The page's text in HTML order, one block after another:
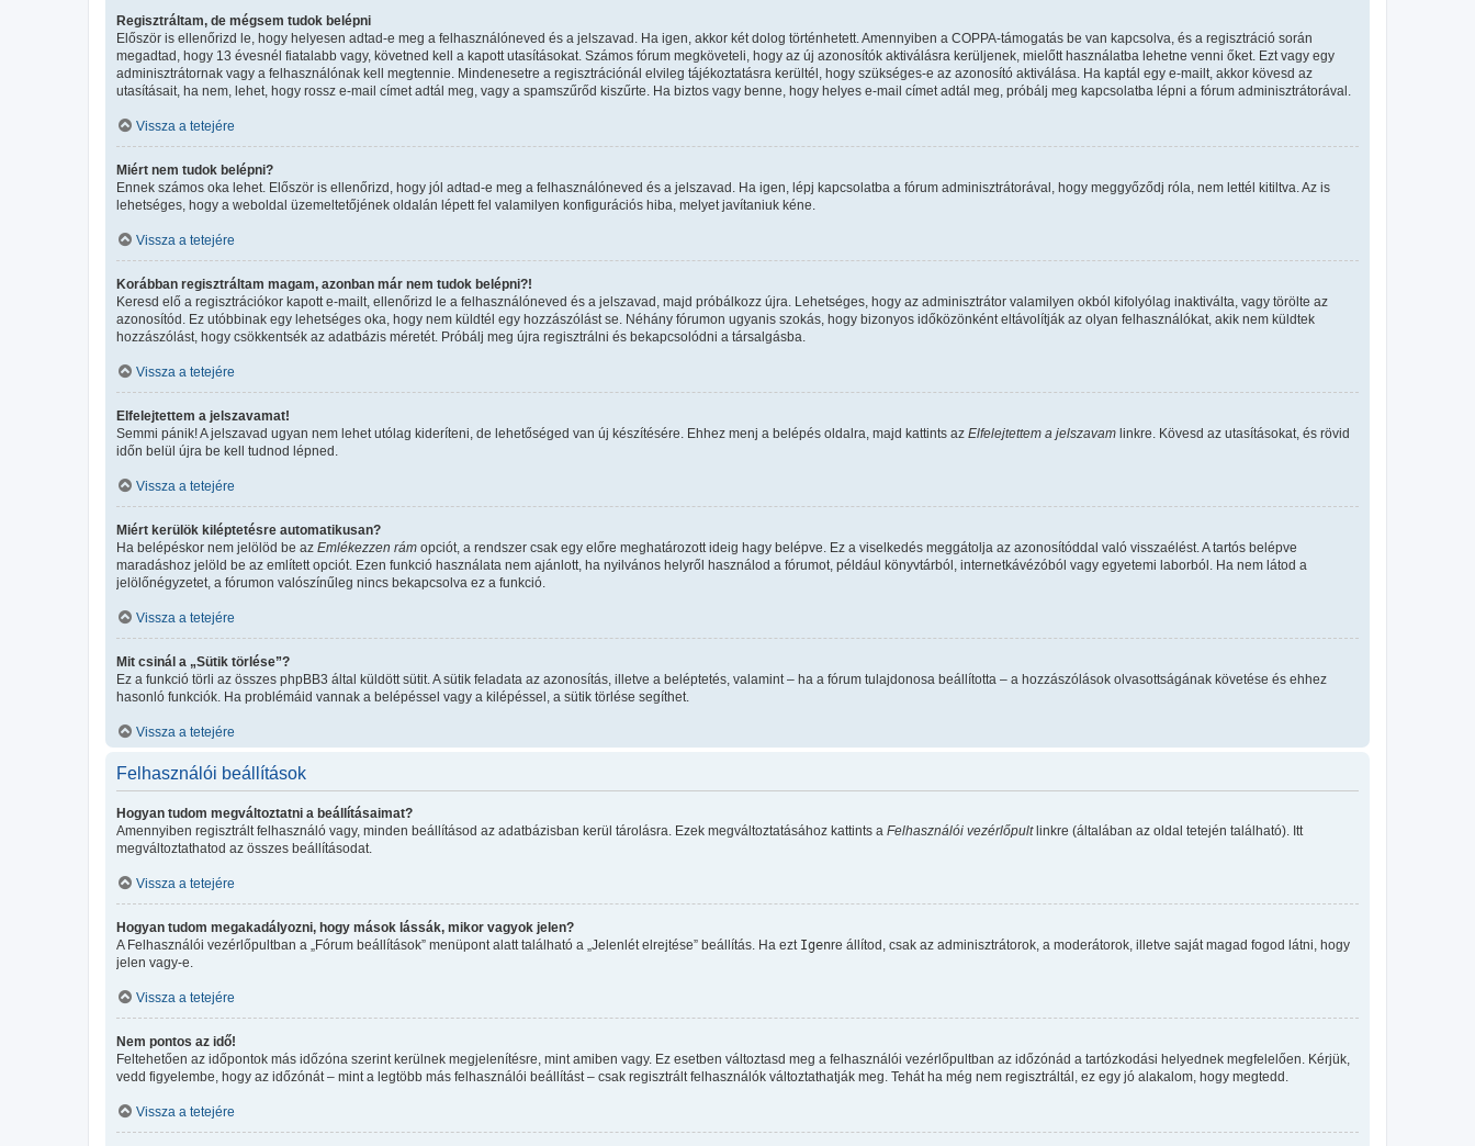
Regisztráltam, de mégsem tudok belépni
Először is ellenőrizd le, hogy helyesen adtad-e meg a felhasználóneved és a jelszavad. Ha igen, akkor két dolog történhetett. Amennyiben a COPPA-támogatás be van kapcsolva, és a regisztráció során
megadtad, hogy 13 évesnél fiatalabb vagy, követned kell a kapott utasításokat. Számos fórum megköveteli, hogy az új azonosítók aktiválásra kerüljenek, mielőtt használatba lehetne venni őket. Ezt vagy egy
adminisztrátornak vagy a felhasználónak kell megtennie. Mindenesetre a regisztrációnál elvileg tájékoztatásra kerültél, hogy szükséges-e az azonosító aktiválása. Ha kaptál egy e-mailt, akkor kövesd az
utasításait, ha nem, lehet, hogy rossz e-mail címet adtál meg, vagy a spamszűrőd kiszűrte. Ha biztos vagy benne, hogy helyes e-mail címet adtál meg, próbálj meg kapcsolatba lépni a fórum adminisztrátorával.
Vissza a tetejére
Miért nem tudok belépni?
Ennek számos oka lehet. Először is ellenőrizd, hogy jól adtad-e meg a felhasználóneved és a jelszavad. Ha igen, lépj kapcsolatba a fórum adminisztrátorával, hogy meggyőződj róla, nem lettél kitiltva. Az is
lehetséges, hogy a weboldal üzemeltetőjének oldalán lépett fel valamilyen konfigurációs hiba, melyet javítaniuk kéne.
Vissza a tetejére
Korábban regisztráltam magam, azonban már nem tudok belépni?!
Keresd elő a regisztrációkor kapott e-mailt, ellenőrizd le a felhasználóneved és a jelszavad, majd próbálkozz újra. Lehetséges, hogy az adminisztrátor valamilyen okból kifolyólag inaktiválta, vagy törölte az
azonosítód. Ez utóbbinak egy lehetséges oka, hogy nem küldtél egy hozzászólást se. Néhány fórumon ugyanis szokás, hogy bizonyos időközönként eltávolítják az olyan felhasználókat, akik nem küldtek
hozzászólást, hogy csökkentsék az adatbázis méretét. Próbálj meg újra regisztrálni és bekapcsolódni a társalgásba.
Vissza a tetejére
Elfelejtettem a jelszavamat!
Semmi pánik! A jelszavad ugyan nem lehet utólag kideríteni, de lehetőséged van új készítésére. Ehhez menj a belépés oldalra, majd kattints az Elfelejtettem a jelszavam linkre. Kövesd az utasításokat, és rövid
időn belül újra be kell tudnod lépned.
Vissza a tetejére
Miért kerülök kiléptetésre automatikusan?
Ha belépéskor nem jelölöd be az Emlékezzen rám opciót, a rendszer csak egy előre meghatározott ideig hagy belépve. Ez a viselkedés meggátolja az azonosítóddal való visszaélést. A tartós belépve
maradáshoz jelöld be az említett opciót. Ezen funkció használata nem ajánlott, ha nyilvános helyről használod a fórumot, például könyvtárból, internetkávézóból vagy egyetemi laborból. Ha nem látod a
jelölőnégyzetet, a fórumon valószínűleg nincs bekapcsolva ez a funkció.
Vissza a tetejére
Mit csinál a „Sütik törlése”?
Ez a funkció törli az összes phpBB3 által küldött sütit. A sütik feladata az azonosítás, illetve a beléptetés, valamint – ha a fórum tulajdonosa beállította – a hozzászólások olvasottságának követése és ehhez
hasonló funkciók. Ha problémáid vannak a belépéssel vagy a kilépéssel, a sütik törlése segíthet.
Vissza a tetejére
Felhasználói beállítások
Hogyan tudom megváltoztatni a beállításaimat?
Amennyiben regisztrált felhasználó vagy, minden beállításod az adatbázisban kerül tárolásra. Ezek megváltoztatásához kattints a Felhasználói vezérlőpultlinkre (általában az oldal tetején található). Itt
megváltoztathatod az összes beállításodat.
Vissza a tetejére
Hogyan tudom megakadályozni, hogy mások lássák, mikor vagyok jelen?
A Felhasználói vezérlőpultban a „Fórum beállítások” menüpont alatt található a „Jelenlét elrejtése” beállítás. Ha ezt Igenre állítod, csak az adminisztrátorok, a moderátorok, illetve saját magad fogod látni, hogy
jelen vagy-e.
Vissza a tetejére
Nem pontos az idő!
Feltehetően az időpontok más időzóna szerint kerülnek megjelenítésre, mint amiben vagy. Ez esetben változtasd meg a felhasználói vezérlőpultban az időzónád a tartózkodási helyednek megfelelően. Kérjük,
vedd figyelembe, hogy az időzónát – mint a legtöbb más felhasználói beállítást – csak regisztrált felhasználók változtathatják meg. Tehát ha még nem regisztráltál, ez egy jó alakalom, hogy megtedd.
Vissza a tetejére